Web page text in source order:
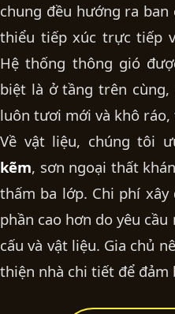
chung đều hướng ra
thiểu tiếp xúc trực tiếp
Hệ thống thông gió
biệt là ở tầng trên
luôn tươi mới và khô
Về vật liệu, chúng tôi
kẽm, sơn ngoại thất
thấm ba lớp. Chi phí
phần cao hơn do yêu
cấu và vật liệu. Gia chủ
thiện nhà chi tiết để đảm